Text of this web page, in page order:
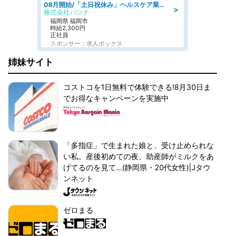
＞
08月開始/「土日祝休み」ヘルスケア業界の産業保健師/高時給/未経験OK/要資格:保健師、正看護師
株式会社パソナ
福岡県 福岡市
時給2,300円
正社員
スポンサー：求人ボックス
姉妹サイト
コストコを1日無料で体験できる!8月30日ま
でお得なキャンペーンを実施中
「多指症」で生まれた娘と、受け止められな
い私。産後初めての夜、助産師がミルクをあ
げてるのを見て...(静岡県・20代女性)|Jタウ
ンネット
ゼロまる